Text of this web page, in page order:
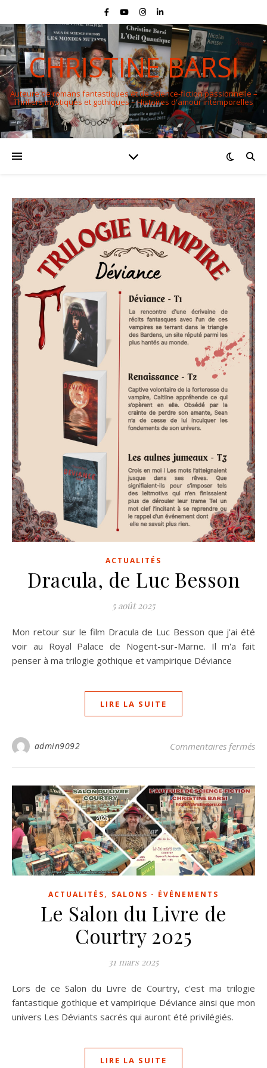
CHRISTINE BARSI
Auteure de romans fantastiques et de science-fiction passionnelle –
Thrillers mystiques et gothiques – Histoires d'amour intemporelles
ACTUALITÉS
Dracula, de Luc Besson
5 août 2025
Mon retour sur le film Dracula de Luc Besson que j'ai été
voir au Royal Palace de Nogent-sur-Marne. Il m'a fait
penser à ma trilogie gothique et vampirique Déviance
LIRE LA SUITE
admin9092 Commentaires fermés
ACTUALITÉS, SALONS - ÉVÉNEMENTS
Le Salon du Livre de
Courtry 2025
31 mars 2025
Lors de ce Salon du Livre de Courtry, c'est ma trilogie
fantastique gothique et vampirique Déviance ainsi que mon
univers Les Déviants sacrés qui auront été privilégiés.
LIRE LA SUITE